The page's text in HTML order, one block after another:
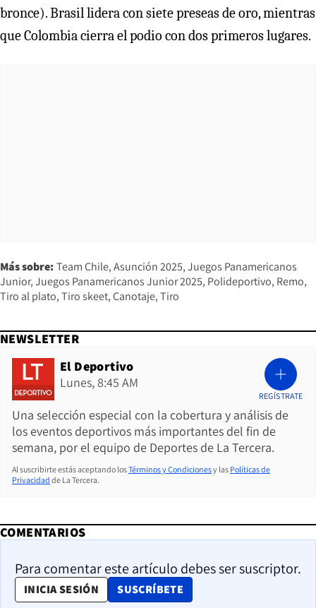
bronce). Brasil lidera con siete preseas de oro, mientras
que Colombia cierra el podio con dos primeros lugares.
Más sobre: Team Chile Asunción 2025 Juegos Panamericanos
Junior Juegos Panamericanos Junior 2025 Polideportivo Remo
Tiro al plato Tiro skeet Canotaje Tiro
NEWSLETTER
El Deportivo
Lunes, 8:45 AM
Una selección especial con la cobertura y análisis de
los eventos deportivos más importantes del fin de
semana, por el equipo de Deportes de La Tercera.
REGÍSTRATE
Al suscribirte estás aceptando losTérminos y Condicionesy las Políticas de
Privacidad de La Tercera.
COMENTARIOS
Para comentar este artículo debes ser suscriptor.
INICIA SESIÓN SUSCRÍBETE
OPENS IN NEW WINDOW